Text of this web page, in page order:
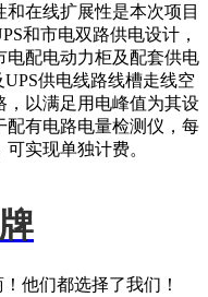
在线扩展性是本次项目
和市电双路供电设计，
电配电动力柜及配套供电
供电线路线槽走线空
，以满足用电峰值为其设
配有电路电量检测仪，每
实现单独计费。
他们都选择了我们！